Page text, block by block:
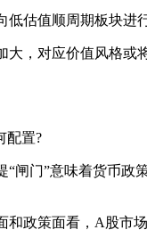
值顺周期板块进
对应价值风格或
配置?
门”意味着货币政
政策面看，A股市